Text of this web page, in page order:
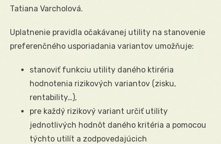
Tatiana Varcholová.
Uplatnenie pravidla očakávanej utility na stanovenie
preferenčného usporiadania variantov umožňuje:
stanoviť funkciu utility daného ktiréria
hodnotenia rizikových variantov (zisku,
rentability…),
pre každý rizikový variant určiť utility
jednotlivých hodnôt daného kritéria a pomocou
týchto utilít a zodpovedajúcich